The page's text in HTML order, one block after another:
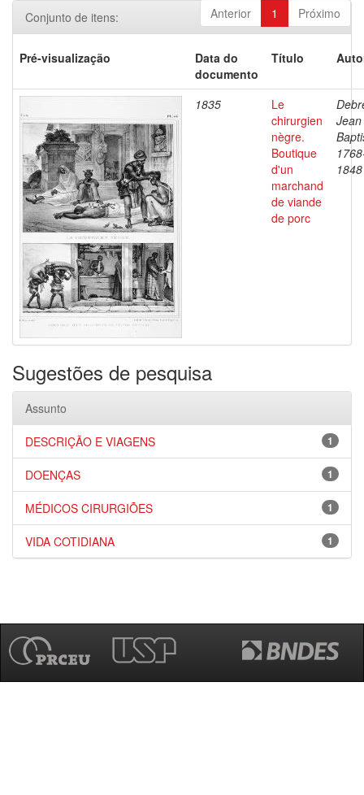
Anterior 1 Próximo
Conjunto de itens:
Pré-visualização
Data do
documento
Título
1835
Le
chirurgien
nègre.
Boutique
d'un
marchand
de viande
de porc
Jean
1848
Sugestões de pesquisa
Assunto
1
DESCRIÇÃO E VIAGENS
1
DOENÇAS
1
MÉDICOS CIRURGIÕES
1
VIDA COTIDIANA